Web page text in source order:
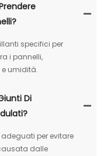
specifici per
i pannelli,
umidità.
Di
per evitare
dalle